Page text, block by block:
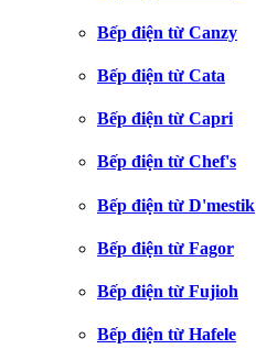
Bếp điện từ Canzy
Bếp điện từ Cata
Bếp điện từ Capri
Bếp điện từ Chef's
Bếp điện từ D'mestik
Bếp điện từ Fagor
Bếp điện từ Fujioh
Bếp điện từ Hafele